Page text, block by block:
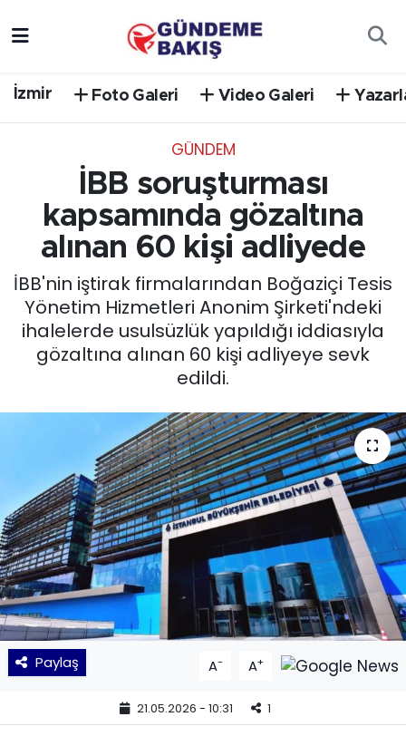
İzmir Foto Galeri Video Galeri
GÜNDEM
İBB soruşturması
kapsamında gözaltına
alınan 60 kişi adliyede
İBB'nin iştirak firmalarından Boğaziçi Tesis
Yönetim Hizmetleri Anonim Şirketi'ndeki
ihalelerde usulsüzlük yapıldığı iddiasıyla
gözaltına alınan 60 kişi adliyeye sevk
edildi.
Paylaş A- A+
21.05.2026 - 10:31 1
DÜNYA
EGE
EĞİTİM
EKONOMİ
English News
KÜLTÜR SANAT
MAGAZİN
POLİTİKA
SAĞLIK
Siyaset
SPOR
TEKNOLOJİ
Trafik Durumu
Süper Lig Puan Durumu ve Fikstür
Tüm Manşetler
Son Dakika Haberleri
Haber Arşivi